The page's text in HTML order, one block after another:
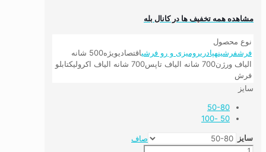
مشاهده همه تخفیف ها در کانال بله
نوع محصول
فرشفرشینهپادریرومیزی و رو فرشیاقتصادیویژه
500 شانه
الیاف ورژن700 شانه الیاف تاپس 700 شانه الیاف اکرولیک
تابلو
فرش
سایز
50-80
50 -100
سایز
صاف
پادری